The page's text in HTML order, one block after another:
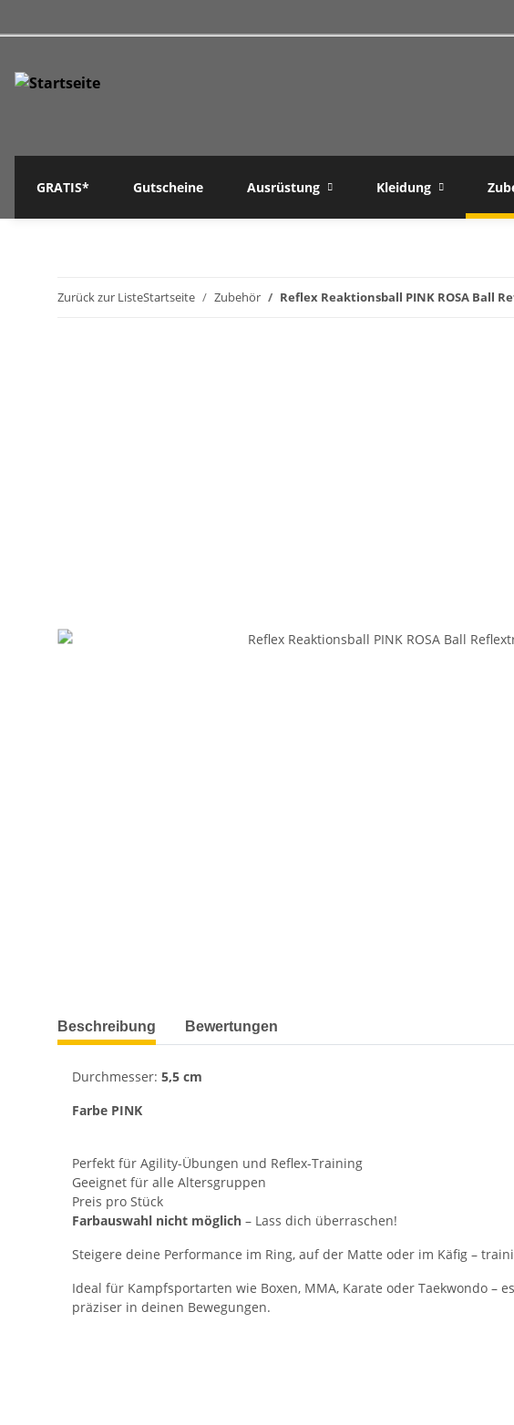
GRATIS* Gutscheine Ausrüstung Kleidung
Zurück zur ListeStartseite Zubehör Reflex Reaktionsball PINK ROSA Ball
weitere Registerkarten anzeigen
Beschreibung Bewertungen
Durchmesser: 5,5 cm
Farbe PINK
Perfekt für Agility-Übungen und Reflex-Training
Geeignet für alle Altersgruppen
Preis pro Stück
Farbauswahl nicht möglich – Lass dich überraschen!
Steigere deine Performance im Ring, auf der Matte oder im Käfig –
Ideal für Kampfsportarten wie Boxen, MMA, Karate oder Taekwondo
präziser in deinen Bewegungen.